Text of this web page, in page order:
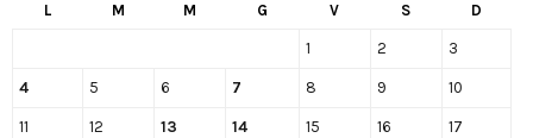
L M M G V S D
1 2 3
4 5 6 7 8 9 10
11 12 13 14 15 16 17